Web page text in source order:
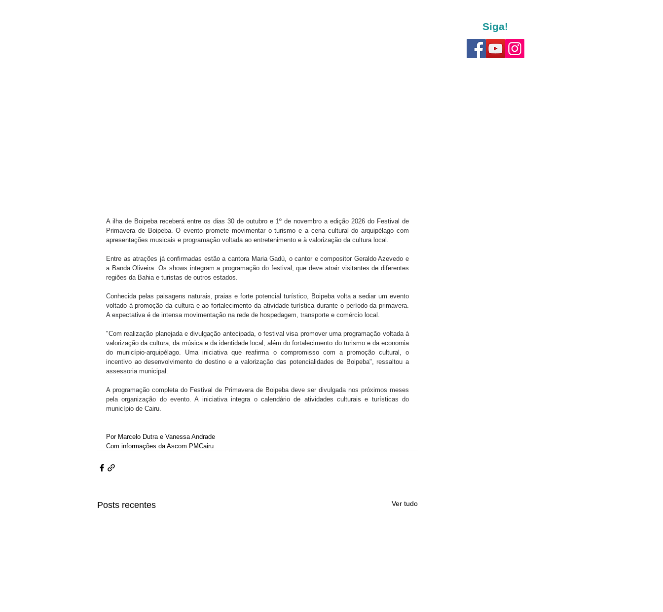
A ilha de Boipeba receberá entre os dias 30 de outubro e 1º de novembro a edição 2026 do Festival de
Primavera de Boipeba. O evento promete movimentar o turismo e a cena cultural do arquipélago com
apresentações musicais e programação voltada ao entretenimento e à valorização da cultura local.
Entre as atrações já confirmadas estão a cantora Maria Gadú, o cantor e compositor Geraldo Azevedo e
a Banda Oliveira. Os shows integram a programação do festival, que deve atrair visitantes de diferentes
regiões da Bahia e turistas de outros estados.
Conhecida pelas paisagens naturais, praias e forte potencial turístico, Boipeba volta a sediar um evento
voltado à promoção da cultura e ao fortalecimento da atividade turística durante o período da primavera.
A expectativa é de intensa movimentação na rede de hospedagem, transporte e comércio local.
"Com realização planejada e divulgação antecipada, o festival visa promover uma programação voltada à
valorização da cultura, da música e da identidade local, além do fortalecimento do turismo e da economia
do município-arquipélago. Uma iniciativa que reafirma o compromisso com a promoção cultural, o
incentivo ao desenvolvimento do destino e a valorização das potencialidades de Boipeba", ressaltou a
assessoria municipal.
A programação completa do Festival de Primavera de Boipeba deve ser divulgada nos próximos meses
pela organização do evento. A iniciativa integra o calendário de atividades culturais e turísticas do
município de Cairu.
Por Marcelo Dutra e Vanessa Andrade
Com informações da Ascom PMCairu
Posts recentes Ver tudo
Siga!